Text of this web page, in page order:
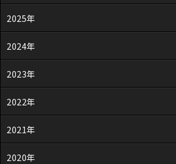
2025年
2024年
2023年
2022年
2021年
2020年